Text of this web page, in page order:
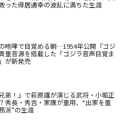
った得居通幸の波乱に満ちた生涯
咆哮で目覚める朝…1954年公開『ゴジ
重音源を搭載した「ゴジラ音声目覚ま
が新発売
弟！』で萩原護が演じる武将・小堀正
秀長・秀吉・家康が重用、“出家を重
派”の生涯